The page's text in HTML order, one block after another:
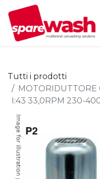
Tutti i prodotti
MOTORIDUTTORE
I:43 33,0RPM 230-